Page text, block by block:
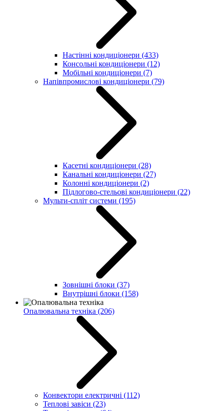
Настінні кондиціонери (433)
Консольні кондиціонери (12)
Мобільні кондиціонери (7)
Напівпромислові кондиціонери (79)
Касетні кондиціонери (28)
Канальні кондиціонери (27)
Колонні кондиціонери (2)
Підлогово-стельові кондиціонери (22)
Мульти-спліт системи (195)
Зовнішні блоки (37)
Внутрішні блоки (158)
Опалювальна техніка (206)
Конвектори електричні (112)
Теплові завіси (23)